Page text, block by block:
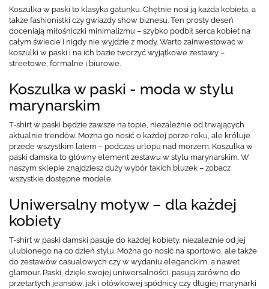
Koszulka w paski to klasyka gatunku. Chętnie nosi ją każda kobieta, a
także fashionistki czy gwiazdy show biznesu. Ten prosty deseń
doceniają miłośniczki minimalizmu – szybko podbił serca kobiet na
całym świecie i nigdy nie wyjdzie z mody. Warto zainwestować w
koszulki w paski i na ich bazie tworzyć wyjątkowe zestawy –
streetowe, formalne i biurowe.
Koszulka w paski - moda w stylu
marynarskim
T-shirt w paski będzie zawsze na topie, niezależnie od trwających
aktualnie trendów. Można go nosić o każdej porze roku, ale króluje
przede wszystkim latem – podczas urlopu nad morzem. Koszulka w
paski damska to główny element zestawu w stylu marynarskim. W
naszym sklepie znajdziesz duży wybór takich bluzek – zobacz
wszystkie dostępne modele.
Uniwersalny motyw – dla każdej
kobiety
T-shirt w paski damski pasuje do każdej kobiety, niezależnie od jej
ulubionego na co dzień stylu. Można go nosić na sportowo, ale także
do zestawów casualowych czy w wydaniu eleganckim, a nawet
glamour. Paski, dzięki swojej uniwersalności, pasują zarówno do
przetartych jeansów, jak i ołówkowej spódnicy czy długiej marynarki